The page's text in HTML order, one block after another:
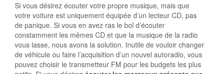
Si vous désirez écouter votre propre musique, mais que
votre voiture est uniquement équipée d’un lecteur CD, pas
de panique. Si vous en avez ras le bol d’écouter
constamment les mêmes CD et que la musique de la radio
vous lasse, nous avons la solution. Inutile de vouloir changer
de véhicule ou faire l’acquisition d’un nouvel autoradio, vous
pouvez choisir le transmetteur FM pour les budgets les plus